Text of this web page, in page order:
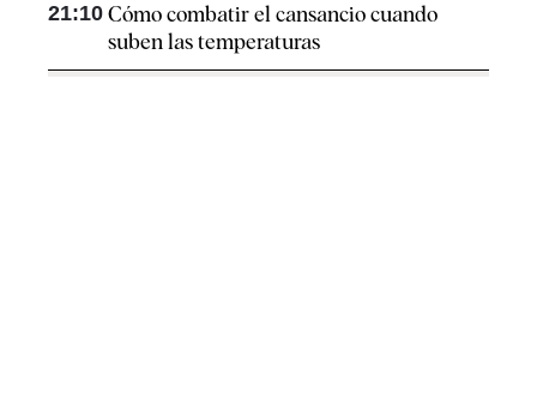
21:10 Cómo combatir el cansancio​ cuando
suben las temperaturas